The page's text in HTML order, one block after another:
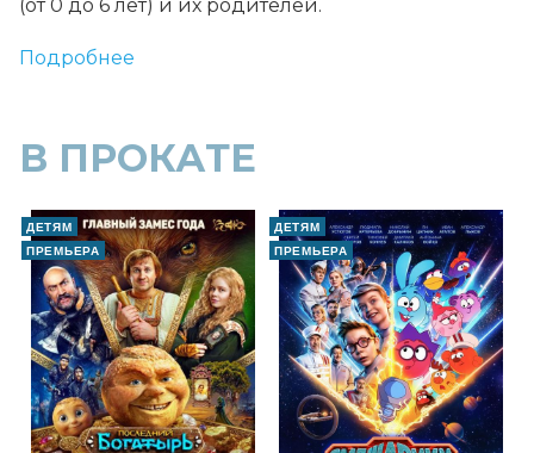
(от 0 до 6 лет) и их родителей.
Подробнее
В ПРОКАТЕ
ДЕТЯМ
ПРЕМЬЕРА
ДЕТЯМ
ПРЕМЬЕРА